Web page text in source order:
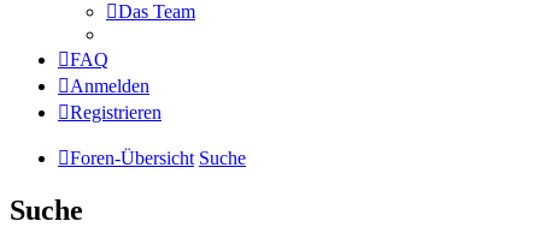
Das Team
FAQ
Anmelden
Registrieren
Foren-Übersicht Suche
Suche